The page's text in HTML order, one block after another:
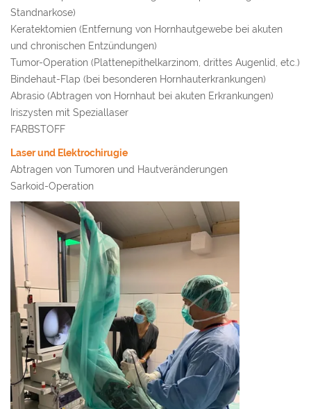
Standnarkose)
Keratektomien (Entfernung von Hornhautgewebe bei akuten
und chronischen Entzündungen)
Tumor-Operation (Plattenepithelkarzinom, drittes Augenlid, etc.)
Bindehaut-Flap (bei besonderen Hornhauterkrankungen)
Abrasio (Abtragen von Hornhaut bei akuten Erkrankungen)
Iriszysten mit Speziallaser
FARBSTOFF
Laser und Elektrochirugie
Abtragen von Tumoren und Hautveränderungen
Sarkoid-Operation